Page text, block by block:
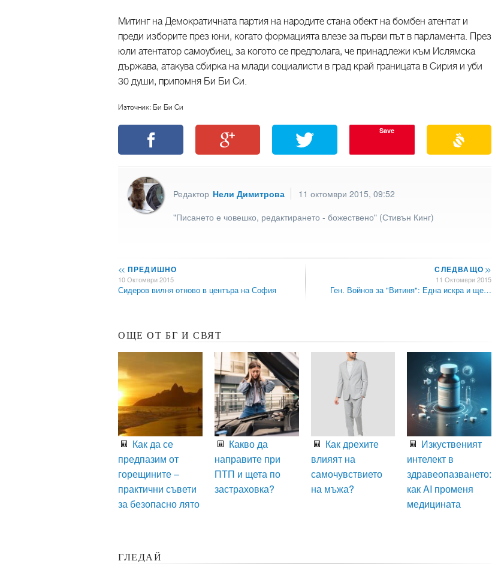
Митинг на Демократичната партия на народите стана обект на бомбен атентат и
преди изборите през юни, когато формацията влезе за първи път в парламента. През
юли атентатор самоубиец, за когото се предполага, че принадлежи към Ислямска
държава, атакува сбирка на млади социалисти в град край границата в Сирия и уби
30 души, припомня Би Би Си.
Източник: Би Би Си
Save
Редактор Нели Димитрова
11 октомври 2015, 09:52
"Писането е човешко, редактирането - божествено" (Стивън Кинг)
<< ПРЕДИШНО
10 Октомври 2015
Сидеров вилня отново в центъра на София
СЛЕДВАЩО>>
11 Октомври 2015
Ген. Войнов за "Витиня": Една искра и ще…
ОЩЕ ОТ БГ И СВЯТ
Как да се
предпазим от
горещините –
практични съвети
за безопасно лято
Какво да
направите при
ПТП и щета по
застраховка?
Как дрехите
влияят на
самочувствието
на мъжа?
Изкуственият
интелект в
здравеопазването:
как AI променя
медицината
ГЛЕДАЙ